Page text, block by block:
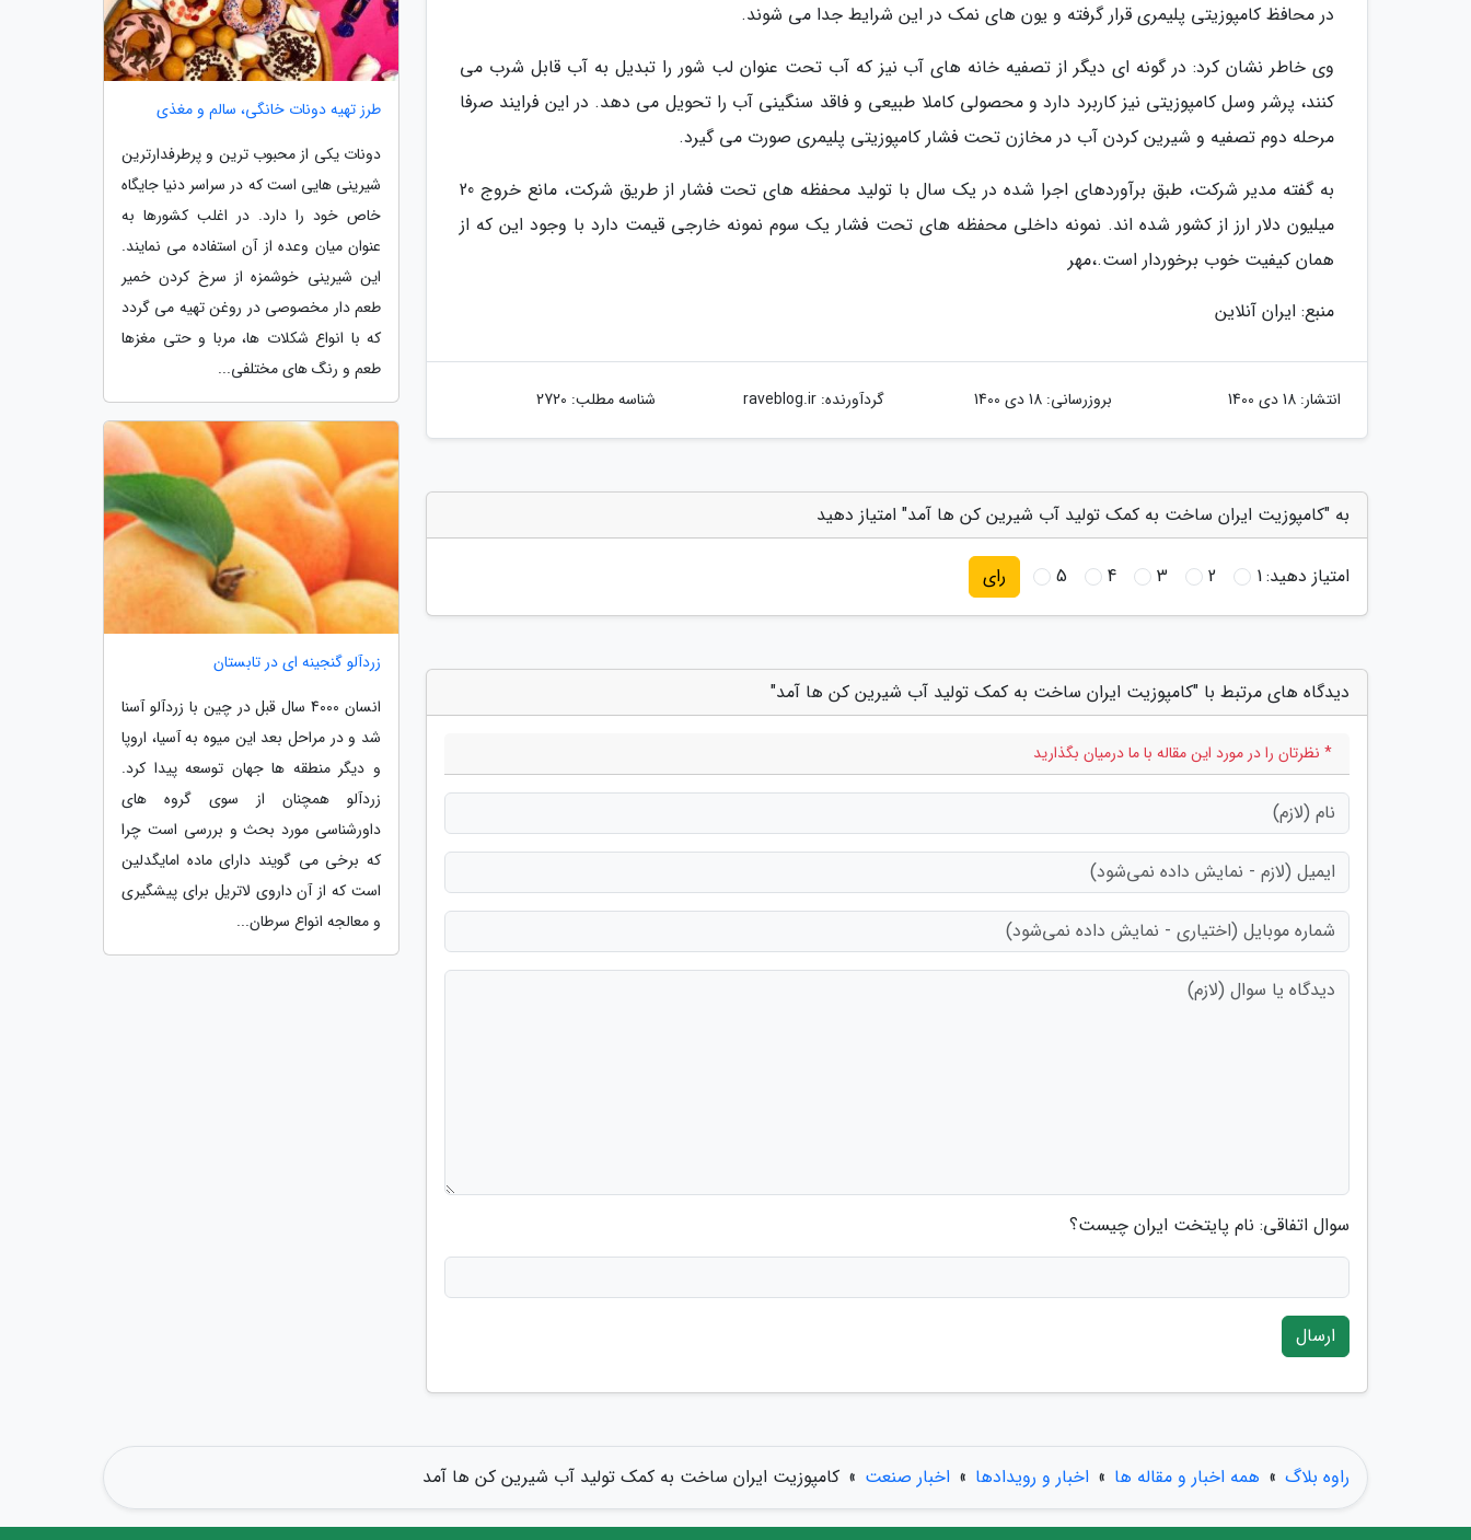
در محافظ کامپوزیتی پلیمری قرار گرفته و یون های نمک در این شرایط جدا می شوند.
وی خاطر نشان کرد: در گونه ای دیگر از تصفیه خانه های آب نیز که آب تحت عنوان لب شور را تبدیل به آب قابل شرب می
کنند، پرشر وسل کامپوزیتی نیز کاربرد دارد و محصولی کاملا طبیعی و فاقد سنگینی آب را تحویل می دهد. در این فرایند صرفا
مرحله دوم تصفیه و شیرین کردن آب در مخازن تحت فشار کامپوزیتی پلیمری صورت می گیرد.
به گفته مدیر شرکت، طبق برآوردهای اجرا شده در یک سال با تولید محفظه های تحت فشار از طریق شرکت، مانع خروج 20
میلیون دلار ارز از کشور شده اند. نمونه داخلی محفظه های تحت فشار یک سوم نمونه خارجی قیمت دارد با وجود این که از
همان کیفیت خوب برخوردار است.،مهر
منبع: ایران آنلاین
انتشار: 18 دی 1400 بروزرسانی: 18 دی 1400 گردآورنده:raveblog.ir شناسه مطلب: 2720
به "کامپوزیت ایران ساخت به کمک تولید آب شیرین کن ها آمد" امتیاز دهید
امتیاز دهید:1
2
3
4
5 رای
دیدگاه های مرتبط با "کامپوزیت ایران ساخت به کمک تولید آب شیرین کن ها آمد"
* نظرتان را در مورد این مقاله با ما درمیان بگذارید
سوال اتفاقی: نام پایتخت ایران چیست؟
ارسال
طرز تهیه دونات خانگی، سالم و مغذی
دونات یکی از محبوب ترین و پرطرفدارترین
شیرینی هایی است که در سراسر دنیا جایگاه
خاص خود را دارد. در اغلب کشورها به
عنوان میان وعده از آن استفاده می نمایند.
این شیرینی خوشمزه از سرخ کردن خمیر
طعم دار مخصوصی در روغن تهیه می گردد
که با انواع شکلات ها، مربا و حتی مغزها
طعم و رنگ های مختلفی...
زردآلو گنجینه ای در تابستان
انسان 4000 سال قبل در چین با زردآلو آسنا
شد و در مراحل بعد این میوه به آسیا، اروپا
و دیگر منطقه ها جهان توسعه پیدا کرد.
زردآلو همچنان از سوی گروه های
داورشناسی مورد بحث و بررسی است چرا
که برخی می گویند دارای ماده امایگدلین
است که از آن داروی لاتریل برای پیشگیری
و معالجه انواع سرطان...
راوه بلاگ » همه اخبار و مقاله ها » اخبار و رویدادها » اخبار صنعت » کامپوزیت ایران ساخت به کمک تولید آب شیرین کن ها آمد